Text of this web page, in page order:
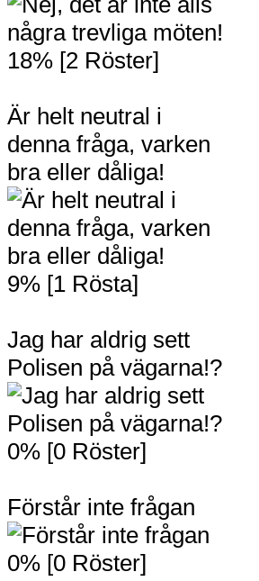
18% [2 Röster]
Är helt neutral i
denna fråga, varken
bra eller dåliga!
9% [1 Rösta]
Jag har aldrig sett
Polisen på vägarna!?
0% [0 Röster]
Förstår inte frågan
0% [0 Röster]